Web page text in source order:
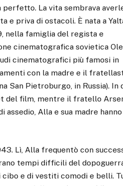
perfetto. La vita sembrava
e priva di ostacoli. È nata a
nella famiglia del regista e
cinematografica sovietica
cinematografici più famosi in
con la madre e il
San Pietroburgo, in Russia). In
del film, mentre il fratello
Alla e sua madre hanno
Lì, Alla frequentò con
tempi difficili del
cibo e di vestiti comodi e belli.